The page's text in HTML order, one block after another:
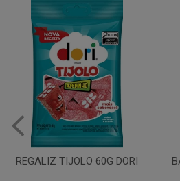
BALA GELATINA BANANA